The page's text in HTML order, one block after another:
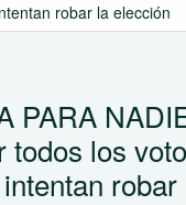
robar la elección
PARA
todos los